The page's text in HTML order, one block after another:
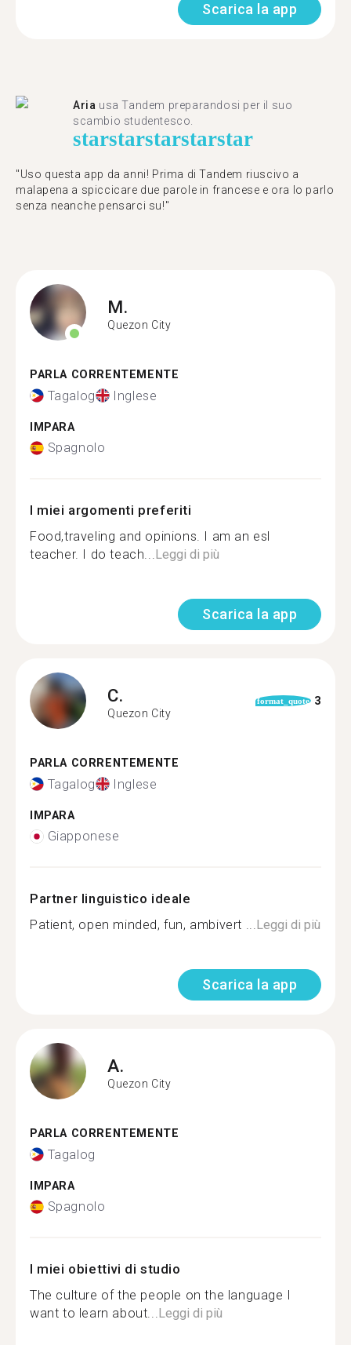
Scarica la app
Aria usa Tandem preparandosi per il suo
scambio studentesco.
starstarstarstarstar
"Uso questa app da anni! Prima di Tandem riuscivo a
malapena a spiccicare due parole in francese e ora lo parlo
senza neanche pensarci su!"
M.
Quezon City
PARLA CORRENTEMENTE
Tagalog Inglese
IMPARA
Spagnolo
I miei argomenti preferiti
Food,traveling and opinions. I am an esl
teacher. I do teach...Leggi di più
Scarica la app
C.
Quezon City
format_quote 3
PARLA CORRENTEMENTE
Tagalog Inglese
IMPARA
Giapponese
Partner linguistico ideale
Patient, open minded, fun, ambivert ️...Leggi di più
Scarica la app
A.
Quezon City
PARLA CORRENTEMENTE
Tagalog
IMPARA
Spagnolo
I miei obiettivi di studio
The culture of the people on the language I
want to learn about...Leggi di più